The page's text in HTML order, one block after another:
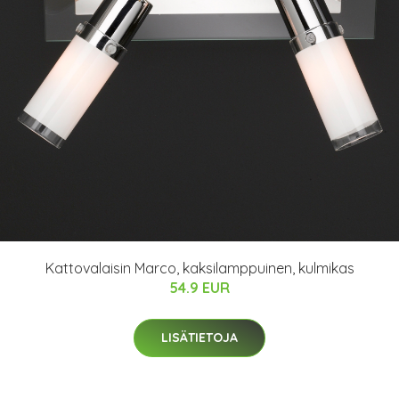
Kattovalaisin Marco, kaksilamppuinen, kulmikas
54.9 EUR
LISÄTIETOJA